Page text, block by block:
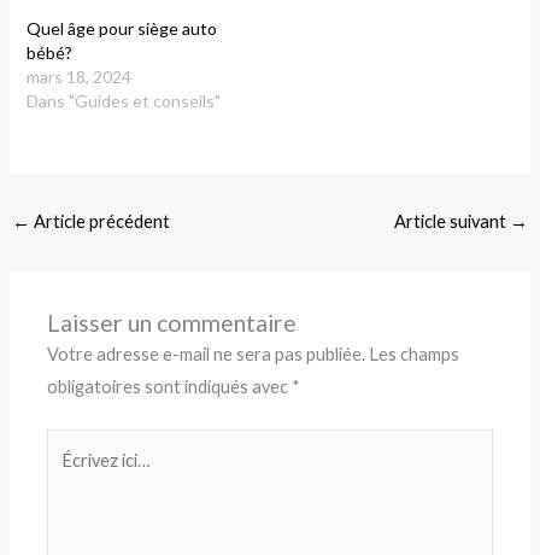
Quel âge pour siège auto
bébé?
mars 18, 2024
Dans "Guides et conseils"
← Article précédent Article suivant →
Laisser un commentaire
Votre adresse e-mail ne sera pas publiée. Les champs
obligatoires sont indiqués avec *